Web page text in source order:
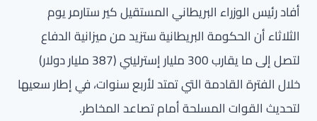
أفاد رئيس الوزراء البريطاني المستقيل كير ستارمر يوم
الثلاثاء أن الحكومة البريطانية ستزيد من ميزانية الدفاع
لتصل إلى ما يقارب 300 مليار إسترليني (387 مليار دولار)
خلال الفترة القادمة التي تمتد لأربع سنوات، في إطار سعيها
لتحديث القوات المسلحة أمام تصاعد المخاطر.